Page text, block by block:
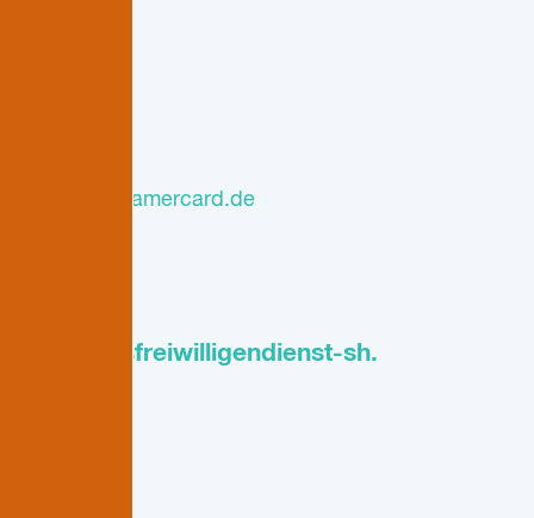
www.teamercard.de
bundesfreiwilligendienst-sh.